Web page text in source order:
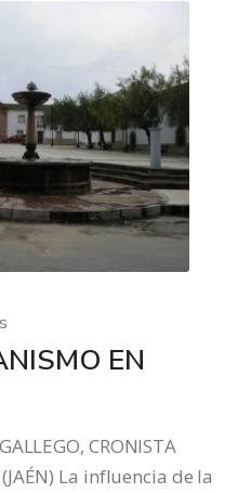
EN
CRONISTA
La influencia de la